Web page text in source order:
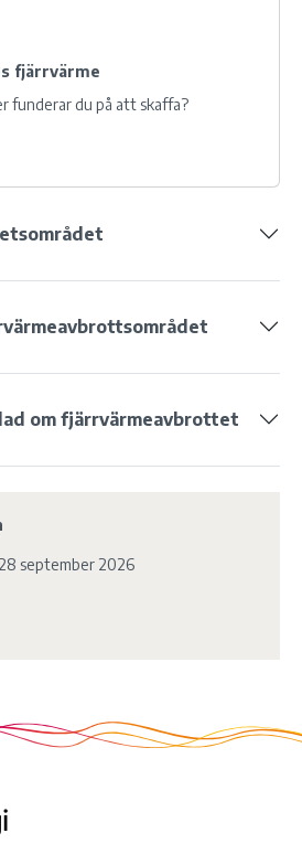
fjärrvärme
funderar du på att skaffa?
om fjärrvärmeavbrottet
september 2026